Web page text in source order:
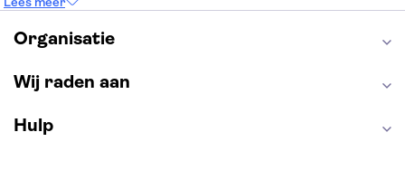
Keukenhof
ARTIS
Edinburgh Castle
Alcatraz
Park Güell
Organisatie
Wij raden aan
Hulp